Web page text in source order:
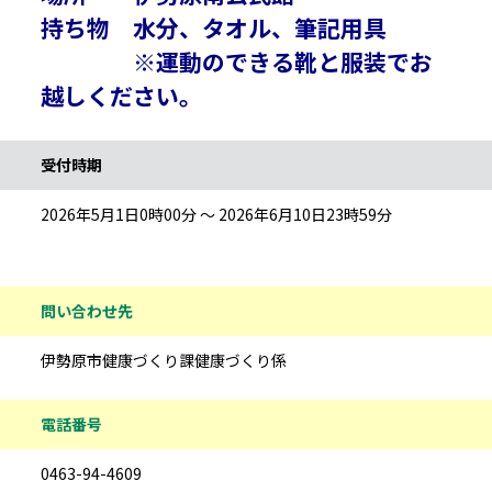
持ち物 水分、タオル、筆記用具
※運動のできる靴と服装でお
越しください。
受付時期
2026年5月1日0時00分 ～ 2026年6月10日23時59分
問い合わせ先
伊勢原市健康づくり課健康づくり係
電話番号
0463-94-4609